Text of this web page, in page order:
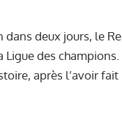
dans deux jours, le
des
après l’avoir fait